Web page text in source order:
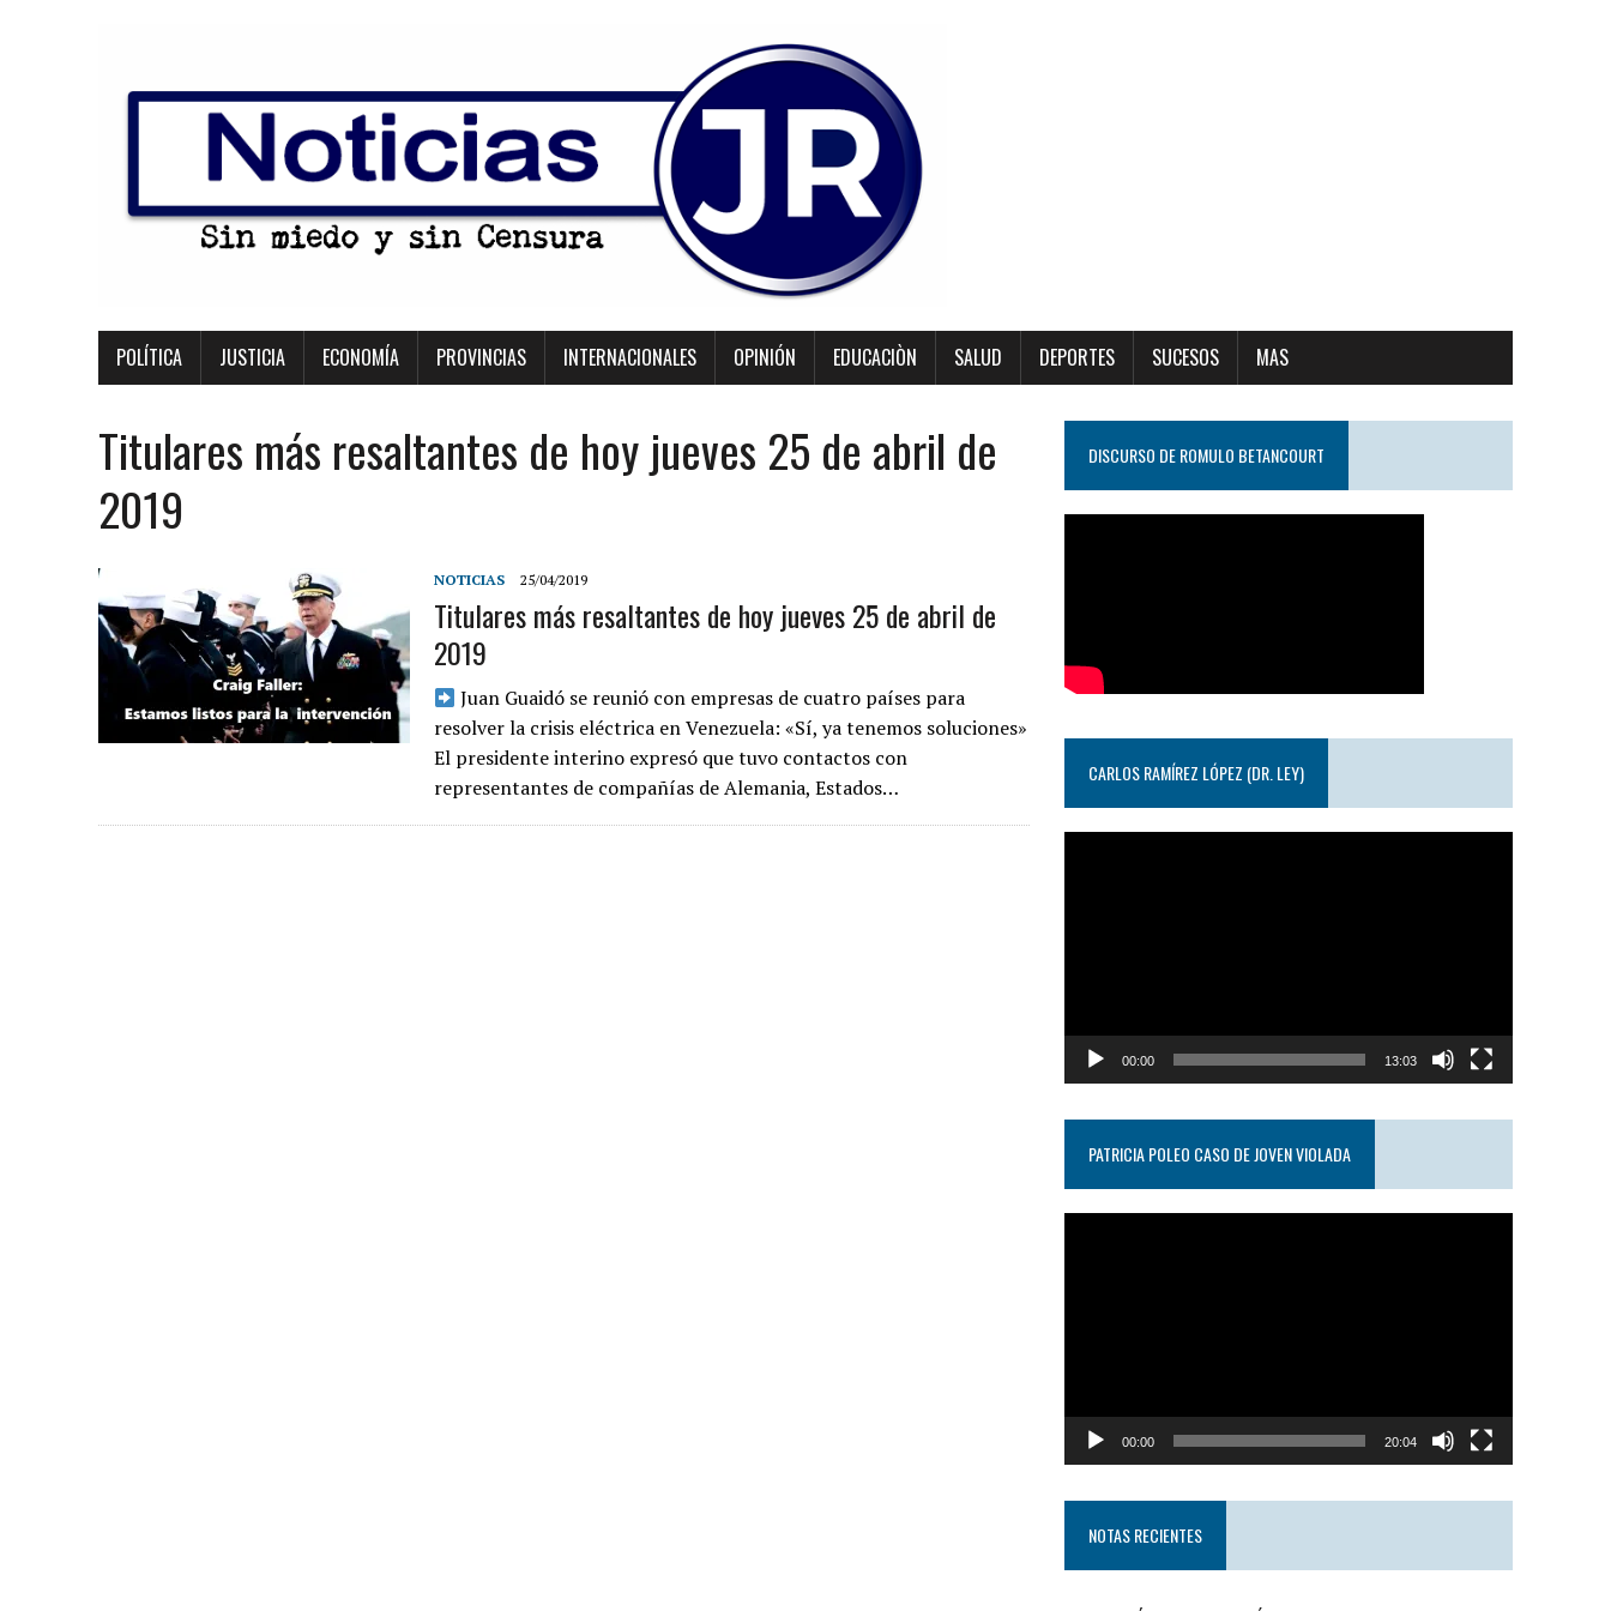
POLÍTICA JUSTICIA ECONOMÍA PROVINCIAS INTERNACIONALES OPINIÓN EDUCACIÒN SALUD DEPORTES SUCESOS MAS
Titulares más resaltantes de hoy jueves 25 de abril de
2019
NOTICIAS 25/04/2019
Titulares más resaltantes de hoy jueves 25 de abril de
2019
Juan Guaidó se reunió con empresas de cuatro países para
resolver la crisis eléctrica en Venezuela: «Sí, ya tenemos soluciones»
El presidente interino expresó que tuvo contactos con
representantes de compañías de Alemania, Estados…
DISCURSO DE ROMULO BETANCOURT
CARLOS RAMÍREZ LÓPEZ (DR. LEY)
00:00 13:03
PATRICIA POLEO CASO DE JOVEN VIOLADA
00:00 20:04
NOTAS RECIENTES